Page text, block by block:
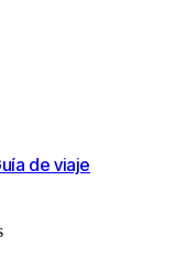
de viaje